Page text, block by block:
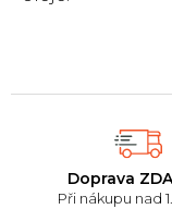
Doprava
Při nákupu nad